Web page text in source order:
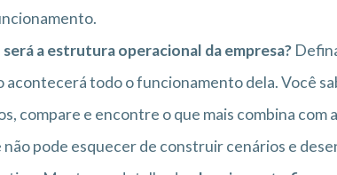
será a estrutura operacional da empresa?
acontecerá todo o funcionamento dela. Você
compare e encontre o que mais combina com
não pode esquecer de construir cenários e